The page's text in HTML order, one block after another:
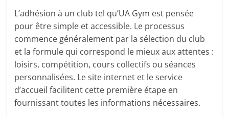
L’adhésion à un club tel qu’UA Gym est pensée
pour être simple et accessible. Le processus
commence généralement par la sélection du club
et la formule qui correspond le mieux aux attentes :
loisirs, compétition, cours collectifs ou séances
personnalisées. Le site internet et le service
d’accueil facilitent cette première étape en
fournissant toutes les informations nécessaires.